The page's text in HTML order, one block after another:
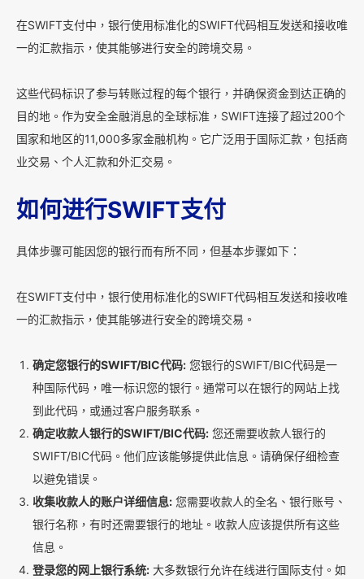
在SWIFT支付中，银行使用标准化的SWIFT代码相互发送和接收唯
一的汇款指示，使其能够进行安全的跨境交易。
这些代码标识了参与转账过程的每个银行，并确保资金到达正确的
目的地。作为安全金融消息的全球标准，SWIFT连接了超过200个
国家和地区的11,000多家金融机构。它广泛用于国际汇款，包括商
业交易、个人汇款和外汇交易。
如何进行SWIFT支付
具体步骤可能因您的银行而有所不同，但基本步骤如下：
在SWIFT支付中，银行使用标准化的SWIFT代码相互发送和接收唯
一的汇款指示，使其能够进行安全的跨境交易。
确定您银行的SWIFT/BIC代码: 您银行的SWIFT/BIC代码是一
种国际代码，唯一标识您的银行。通常可以在银行的网站上找
到此代码，或通过客户服务联系。
确定收款人银行的SWIFT/BIC代码: 您还需要收款人银行的
SWIFT/BIC代码。他们应该能够提供此信息。请确保仔细检查
以避免错误。
收集收款人的账户详细信息: 您需要收款人的全名、银行账号、
银行名称，有时还需要银行的地址。收款人应该提供所有这些
信息。
登录您的网上银行系统: 大多数银行允许在线进行国际支付。如